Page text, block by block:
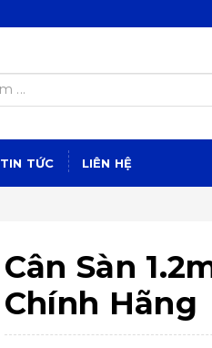
TIN TỨC LIÊN HỆ
Cân Sàn
Chính Hãng